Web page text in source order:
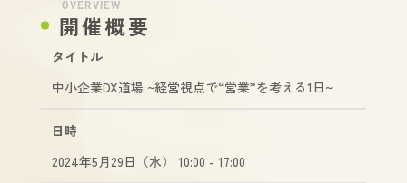
開催概要
OVERVIEW
タイトル
中小企業DX道場 ~経営視点で“営業”を考える1日~
日時
2024年5月29日（水） 10:00 - 17:00